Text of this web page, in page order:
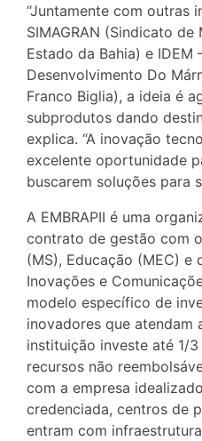
“Juntamente com outras
SIMAGRAN (Sindicato
Estado da Bahia) e IDEM
Desenvolvimento Do
Franco Biglia), a ideia é
subprodutos dando
explica. “A inovação
excelente oportunidade
buscarem soluções para
A EMBRAPII é uma
contrato de gestão com
(MS), Educação (MEC) e
Inovações e
modelo específico de
inovadores que atendam
instituição investe até 1/
recursos não
com a empresa
credenciada, centros de
entram com